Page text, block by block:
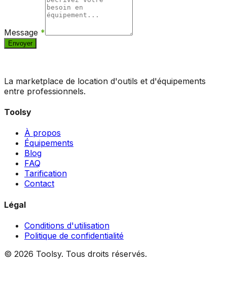
Message *
Envoyer
La marketplace de location d'outils et d'équipements
entre professionnels.
Toolsy
À propos
Équipements
Blog
FAQ
Tarification
Contact
Légal
Conditions d'utilisation
Politique de confidentialité
© 2026 Toolsy. Tous droits réservés.